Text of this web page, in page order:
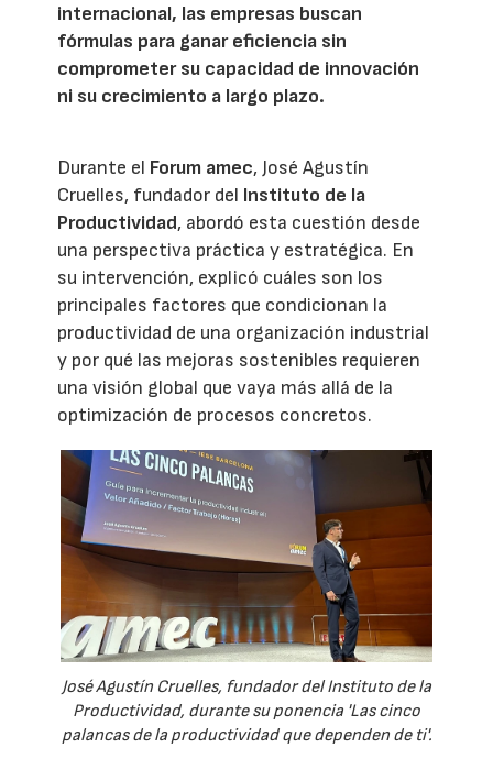
internacional, las empresas buscan
fórmulas para ganar eficiencia sin
comprometer su capacidad de innovación
ni su crecimiento a largo plazo.
Durante el Forum amec, José Agustín
Cruelles, fundador del Instituto de la
Productividad, abordó esta cuestión desde
una perspectiva práctica y estratégica. En
su intervención, explicó cuáles son los
principales factores que condicionan la
productividad de una organización industrial
y por qué las mejoras sostenibles requieren
una visión global que vaya más allá de la
optimización de procesos concretos.
José Agustín Cruelles, fundador del Instituto de la
Productividad, durante su ponencia 'Las cinco
palancas de la productividad que dependen de ti'.